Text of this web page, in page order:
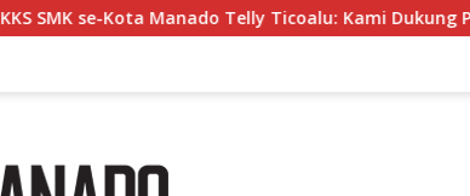
Manado Telly Ticoalu: Kami Dukung Penuh